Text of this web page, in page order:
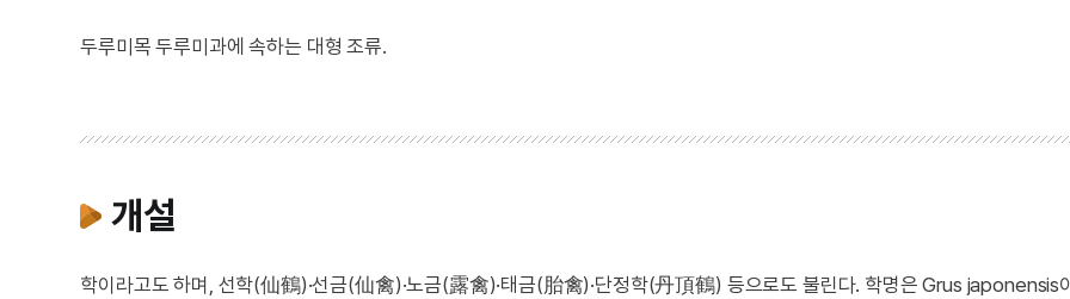
두루미목 두루미과에 속하는 대형 조류.
개설
학이라고도 하며, 선학(仙鶴)·선금(仙禽)·노금(露禽)·태금(胎禽)·단정학(丹頂鶴) 등으로도 불린다. 학명은 Grus japonensis